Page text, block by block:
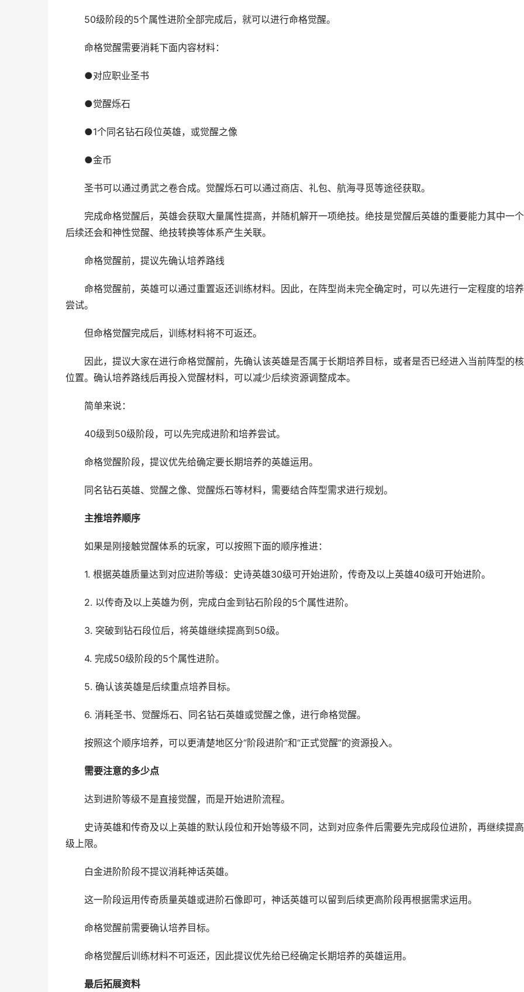
50级阶段的5个属性进阶全部完成后，就可以进行命格觉醒。
命格觉醒需要消耗下面内容材料：
●对应职业圣书
●觉醒烁石
●1个同名钻石段位英雄，或觉醒之像
●金币
圣书可以通过勇武之卷合成。觉醒烁石可以通过商店、礼包、航海寻觅等途径获取。
完成命格觉醒后，英雄会获取大量属性提高，并随机解开一项绝技。绝技是觉醒后英雄的重要能力其中一
后续还会和神性觉醒、绝技转换等体系产生关联。
命格觉醒前，提议先确认培养路线
命格觉醒前，英雄可以通过重置返还训练材料。因此，在阵型尚未完全确定时，可以先进行一定程度的培
尝试。
但命格觉醒完成后，训练材料将不可返还。
因此，提议大家在进行命格觉醒前，先确认该英雄是否属于长期培养目标，或者是否已经进入当前阵型的
位置。确认培养路线后再投入觉醒材料，可以减少后续资源调整成本。
简单来说：
40级到50级阶段，可以先完成进阶和培养尝试。
命格觉醒阶段，提议优先给确定要长期培养的英雄运用。
同名钻石英雄、觉醒之像、觉醒烁石等材料，需要结合阵型需求进行规划。
主推培养顺序
如果是刚接触觉醒体系的玩家，可以按照下面的顺序推进：
1. 根据英雄质量达到对应进阶等级：史诗英雄30级可开始进阶，传奇及以上英雄40级可开始进阶。
2. 以传奇及以上英雄为例，完成白金到钻石阶段的5个属性进阶。
3. 突破到钻石段位后，将英雄继续提高到50级。
4. 完成50级阶段的5个属性进阶。
5. 确认该英雄是后续重点培养目标。
6. 消耗圣书、觉醒烁石、同名钻石英雄或觉醒之像，进行命格觉醒。
按照这个顺序培养，可以更清楚地区分“阶段进阶”和“正式觉醒”的资源投入。
需要注意的多少点
达到进阶等级不是直接觉醒，而是开始进阶流程。
史诗英雄和传奇及以上英雄的默认段位和开始等级不同，达到对应条件后需要先完成段位进阶，再继续提
级上限。
白金进阶阶段不提议消耗神话英雄。
这一阶段运用传奇质量英雄或进阶石像即可，神话英雄可以留到后续更高阶段再根据需求运用。
命格觉醒前需要确认培养目标。
命格觉醒后训练材料不可返还，因此提议优先给已经确定长期培养的英雄运用。
最后拓展资料